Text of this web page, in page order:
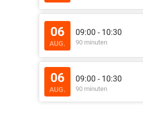
06
AUG.
09:00 - 10:30
90 minuten
06
AUG.
09:00 - 10:30
90 minuten